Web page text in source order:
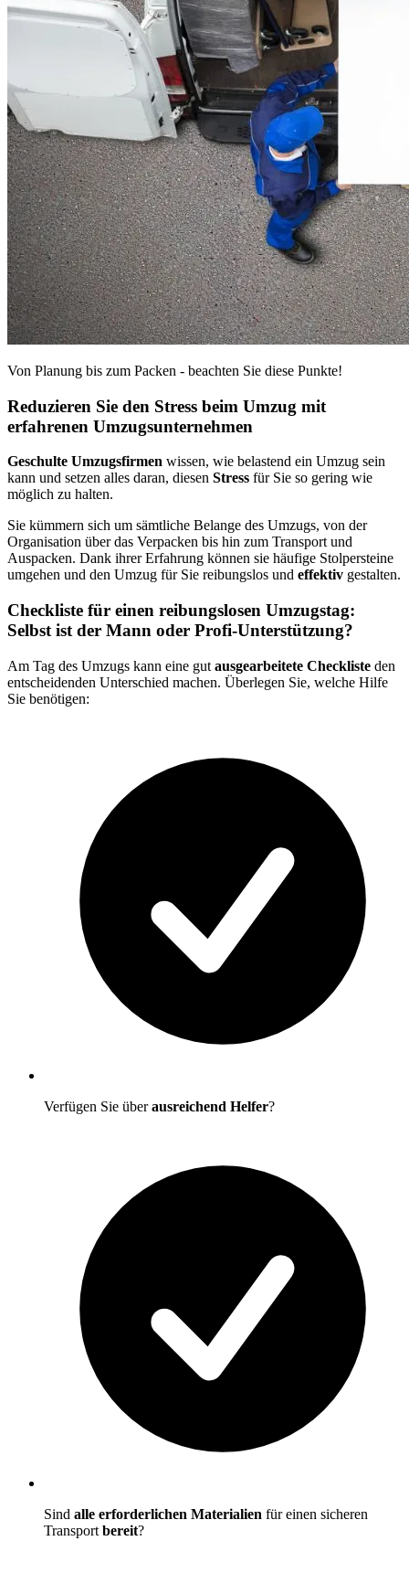
Von Planung bis zum Packen - beachten Sie diese Punkte!
Reduzieren Sie den Stress beim Umzug mit
erfahrenen Umzugsunternehmen
Geschulte Umzugsfirmen wissen, wie belastend ein Umzug sein
kann und setzen alles daran, diesen Stress für Sie so gering wie
möglich zu halten.
Sie kümmern sich um sämtliche Belange des Umzugs, von der
Organisation über das Verpacken bis hin zum Transport und
Auspacken. Dank ihrer Erfahrung können sie häufige Stolpersteine
umgehen und den Umzug für Sie reibungslos und effektiv gestalten.
Checkliste für einen reibungslosen Umzugstag:
Selbst ist der Mann oder Profi-Unterstützung?
Am Tag des Umzugs kann eine gut ausgearbeitete Checkliste den
entscheidenden Unterschied machen. Überlegen Sie, welche Hilfe
Sie benötigen:
Verfügen Sie überausreichend Helfer?
Sind alle erforderlichen Materialien für einen sicheren
Transport bereit?